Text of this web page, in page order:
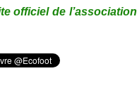
officiel de l’association